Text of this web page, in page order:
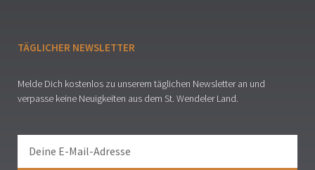
TÄGLICHER NEWSLETTER
Melde Dich kostenlos zu unserem täglichen Newsletter an und
verpasse keine Neuigkeiten aus dem St. Wendeler Land.